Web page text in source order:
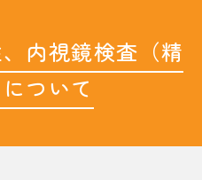
内視鏡検査（精
ついて